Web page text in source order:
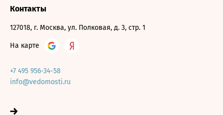
Контакты
127018, г. Москва, ул. Полковая, д. 3, стр. 1
На карте
+7 495 956-34-58
info@vedomosti.ru